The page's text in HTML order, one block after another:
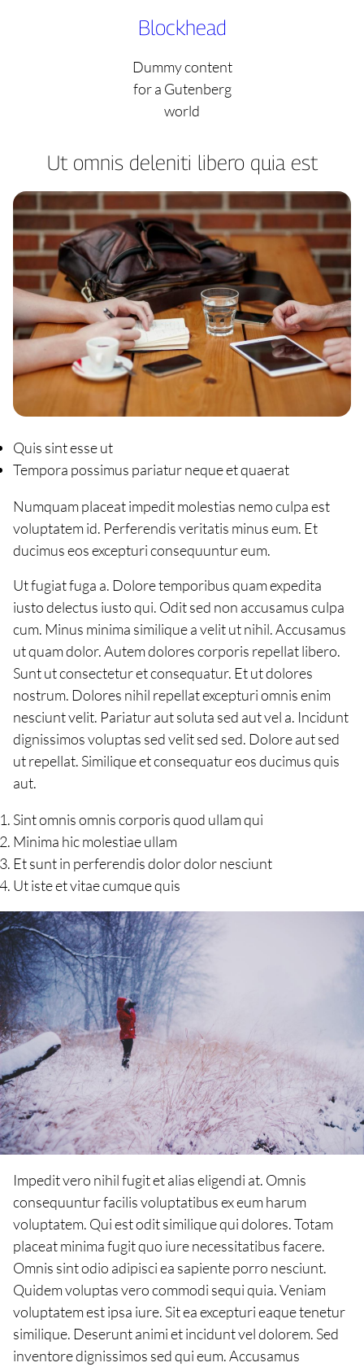
Blockhead
Dummy content
for a Gutenberg
world
Ut omnis deleniti libero quia est
Quis sint esse ut
Tempora possimus pariatur neque et quaerat
Numquam placeat impedit molestias nemo culpa est
voluptatem id. Perferendis veritatis minus eum. Et
ducimus eos excepturi consequuntur eum.
Ut fugiat fuga a. Dolore temporibus quam expedita
iusto delectus iusto qui. Odit sed non accusamus culpa
cum. Minus minima similique a velit ut nihil. Accusamus
ut quam dolor. Autem dolores corporis repellat libero.
Sunt ut consectetur et consequatur. Et ut dolores
nostrum. Dolores nihil repellat excepturi omnis enim
nesciunt velit. Pariatur aut soluta sed aut vel a. Incidunt
dignissimos voluptas sed velit sed sed. Dolore aut sed
ut repellat. Similique et consequatur eos ducimus quis
aut.
Sint omnis omnis corporis quod ullam qui
Minima hic molestiae ullam
Et sunt in perferendis dolor dolor nesciunt
Ut iste et vitae cumque quis
Impedit vero nihil fugit et alias eligendi at. Omnis
consequuntur facilis voluptatibus ex eum harum
voluptatem. Qui est odit similique qui dolores. Totam
placeat minima fugit quo iure necessitatibus facere.
Omnis sint odio adipisci ea sapiente porro nesciunt.
Quidem voluptas vero commodi sequi quia. Veniam
voluptatem est ipsa iure. Sit ea excepturi eaque tenetur
similique. Deserunt animi et incidunt vel dolorem. Sed
inventore dignissimos sed qui eum. Accusamus